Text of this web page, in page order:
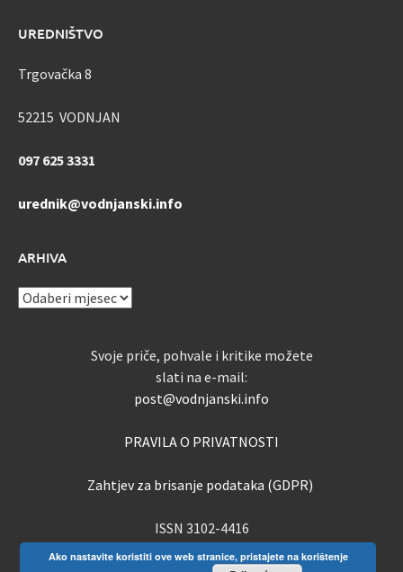
UREDNIŠTVO
Trgovačka 8
52215 VODNJAN
097 625 3331
urednik@vodnjanski.info
ARHIVA
ARHIVA
Svoje priče, pohvale i kritike možete
slati na e-mail:
post@vodnjanski.info
PRAVILA O PRIVATNOSTI
Zahtjev za brisanje podataka (GDPR)
ISSN 3102-4416
Ako nastavite koristiti ove web stranice, pristajete na korištenje